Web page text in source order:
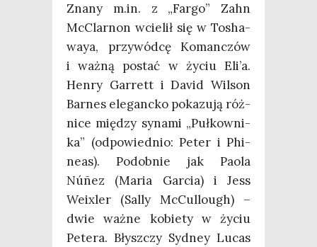
Zna­ny m.in. z „Far­go” Zahn
McC­lar­non wcie­lił się w Tosha­
waya, przy­wód­cę Koman­czów
i waż­ną postać w życiu Eli’a.
Hen­ry Gar­rett i David Wil­son
Bar­nes ele­ganc­ko poka­zu­ją róż­
ni­ce mię­dzy syna­mi „Puł­kow­ni­
ka” (odpo­wied­nio: Peter i Phi­
ne­as). Podob­nie jak Paola
Núñez (Maria Gar­cia) i Jess
Weixler (Sal­ly McCul­lo­ugh) –
dwie waż­ne kobie­ty w życiu
Pete­ra. Błysz­czy Syd­ney Lucas